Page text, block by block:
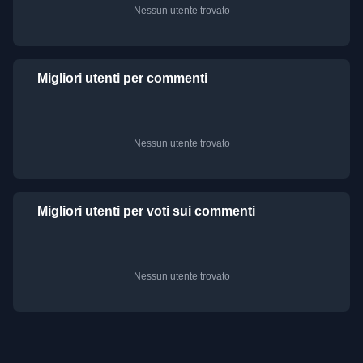
Nessun utente trovato
Migliori utenti per commenti
Nessun utente trovato
Migliori utenti per voti sui commenti
Nessun utente trovato